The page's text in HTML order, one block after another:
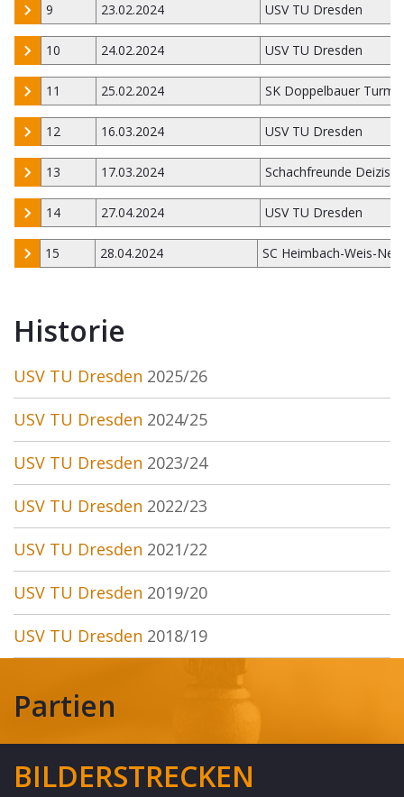
9 23.02.2024 USV TU Dresden
10 24.02.2024 USV TU Dresden
11 25.02.2024 SK Doppelbauer Turm
12 16.03.2024 USV TU Dresden
13 17.03.2024 Schachfreunde
14 27.04.2024 USV TU Dresden
15 28.04.2024 SC Heimbach-Weis-
Historie
USV TU Dresden 2025/26
USV TU Dresden 2024/25
USV TU Dresden 2023/24
USV TU Dresden 2022/23
USV TU Dresden 2021/22
USV TU Dresden 2019/20
USV TU Dresden 2018/19
Partien
BILDERSTRECKEN